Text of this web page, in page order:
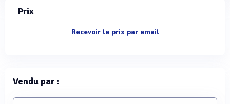
Prix
Recevoir le prix par email
Vendu par :